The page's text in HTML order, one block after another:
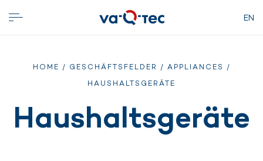
EN
HOME / GESCHÄFTSFELDER / APPLIANCES /
HAUSHALTSGERÄTE
Haushaltsgeräte